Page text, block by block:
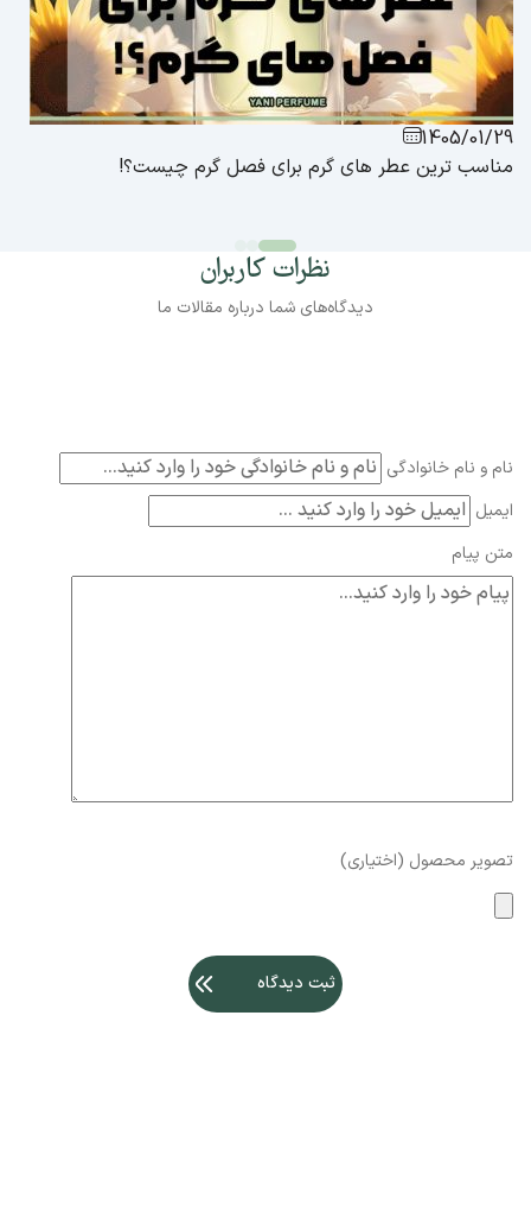
1405/01/29
مناسب ترین عطر های گرم برای فصل گرم چیست؟!
نظرات کاربران
دیدگاه‌های شما درباره مقالات ما
نام و نام خانوادگی
ایمیل
متن پیام
تصویر محصول (اختیاری)
ثبت دیدگاه